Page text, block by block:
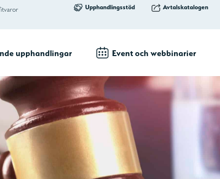
Upphandlingsstöd Avtalskatalogen
upphandlingar Event och webbinarier